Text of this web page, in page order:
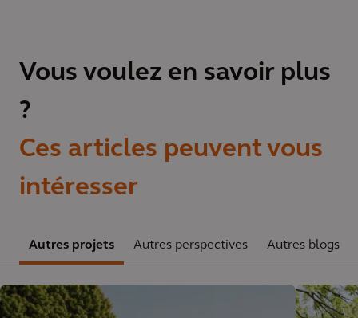
Vous voulez en savoir plus
?
Ces articles peuvent vous
intéresser
Autres projets Autres perspectives Autres blogs